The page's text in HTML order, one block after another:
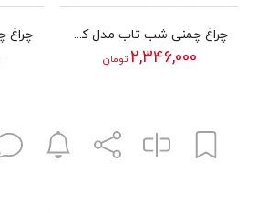
چراغ چمنی شب تاب مدل کارن2
2,346,000تومان